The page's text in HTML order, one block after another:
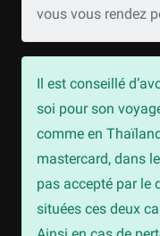
vous vous rendez
Il est conseillé
soi pour son
comme en
mastercard, dans
pas accepté par le
situées ces deux